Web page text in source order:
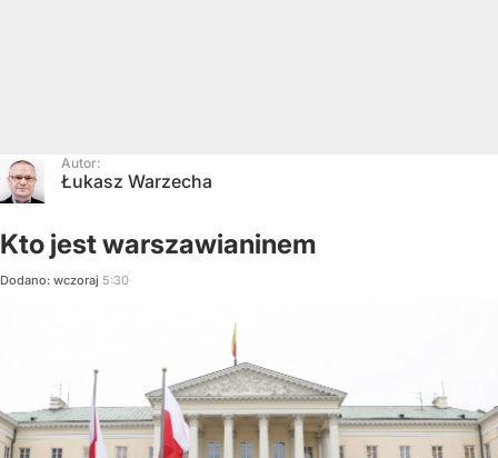
Autor:
Łukasz Warzecha
Kto jest warszawianinem
Dodano: wczoraj 5:30